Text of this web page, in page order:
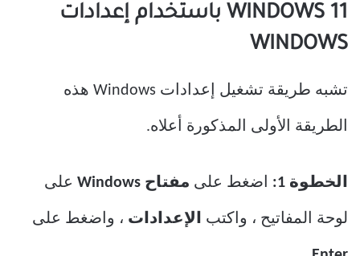
WINDOWS 11 باستخدام إعدادات
WINDOWS
تشبه طريقة تشغيل إعدادات Windows هذه
الطريقة الأولى المذكورة أعلاه.
الخطوة 1: اضغط على مفتاح Windows على
لوحة المفاتيح ، واكتب الإعدادات ، واضغط على